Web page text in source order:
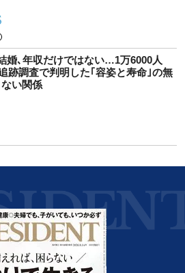
婚､年収だけではない…1万6000人
跡調査で判明した｢容姿と寿命｣の無
い関係